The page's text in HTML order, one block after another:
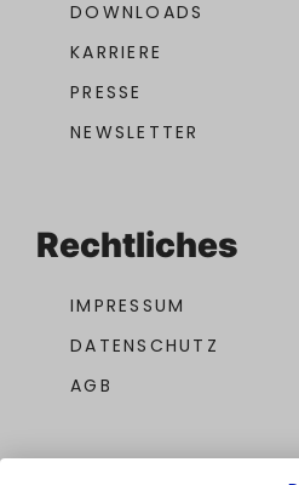
DOWNLOADS
KARRIERE
PRESSE
NEWSLETTER
Rechtliches
IMPRESSUM
DATENSCHUTZ
AGB